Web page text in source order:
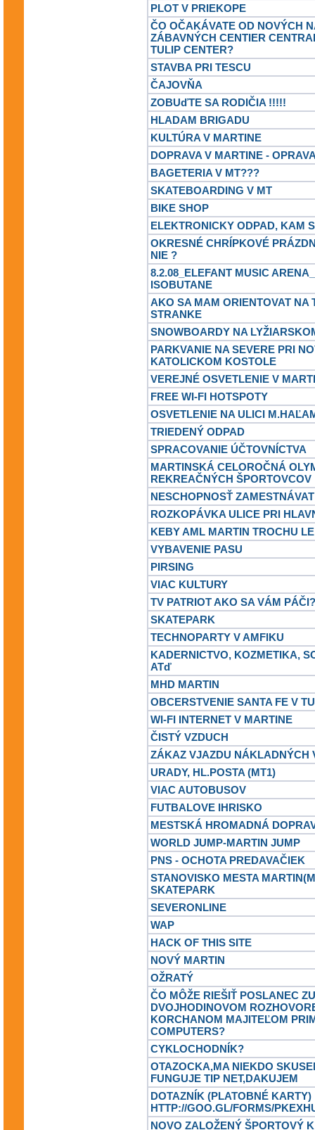
PLOT V PRIEKOPE
ČO OČAKÁVATE OD NOVÝCH
ZÁBAVNÝCH CENTIER
TULIP CENTER?
STAVBA PRI TESCU
ČAJOVŇA
ZOBUďTE SA RODIČIA !!!!!
HLADAM BRIGADU
KULTÚRA V MARTINE
DOPRAVA V MARTINE -
BAGETERIA V MT???
SKATEBOARDING V MT
BIKE SHOP
ELEKTRONICKY ODPAD, KAM
OKRESNÉ CHRÍPKOVÉ
NIE ?
8.2.08_ELEFANT MUSIC
ISOBUTANE
AKO SA MAM ORIENTOVAT NA
STRANKE
SNOWBOARDY NA
PARKVANIE NA SEVERE PRI
KATOLICKOM KOSTOLE
VEREJNÉ OSVETLENIE V
FREE WI-FI HOTSPOTY
OSVETLENIE NA ULICI
TRIEDENÝ ODPAD
SPRACOVANIE ÚČTOVNÍCTVA
MARTINSKÁ CELOROČNÁ
REKREAČNÝCH ŠPORTOVCOV
NESCHOPNOSŤ
ROZKOPÁVKA ULICE PRI
KEBY AML MARTIN TROCHU
VYBAVENIE PASU
PIRSING
VIAC KULTURY
TV PATRIOT AKO SA VÁM PÁČI?
SKATEPARK
TECHNOPARTY V AMFIKU
KADERNICTVO, KOZMETIKA,
ATď
MHD MARTIN
OBCERSTVENIE SANTA FE V
WI-FI INTERNET V MARTINE
ČISTÝ VZDUCH
ZÁKAZ VJAZDU NÁKLADNÝCH
URADY, HL.POSTA (MT1)
VIAC AUTOBUSOV
FUTBALOVE IHRISKO
MESTSKÁ HROMADNÁ
WORLD JUMP-MARTIN JUMP
PNS - OCHOTA PREDAVAČIEK
STANOVISKO MESTA
SKATEPARK
SEVERONLINE
WAP
HACK OF THIS SITE
NOVÝ MARTIN
OŽRATÝ
ČO MÔŽE RIEŠIŤ POSLANEC
DVOJHODINOVOM
KORCHANOM MAJITEĽOM
COMPUTERS?
CYKLOCHODNÍK?
OTAZOCKA,MA NIEKDO
FUNGUJE TIP NET,DAKUJEM
DOTAZNÍK (PLATOBNÉ KARTY)
HTTP://GOO.GL/FORMS/
NOVO ZALOŽENÝ ŠPORTOVÝ